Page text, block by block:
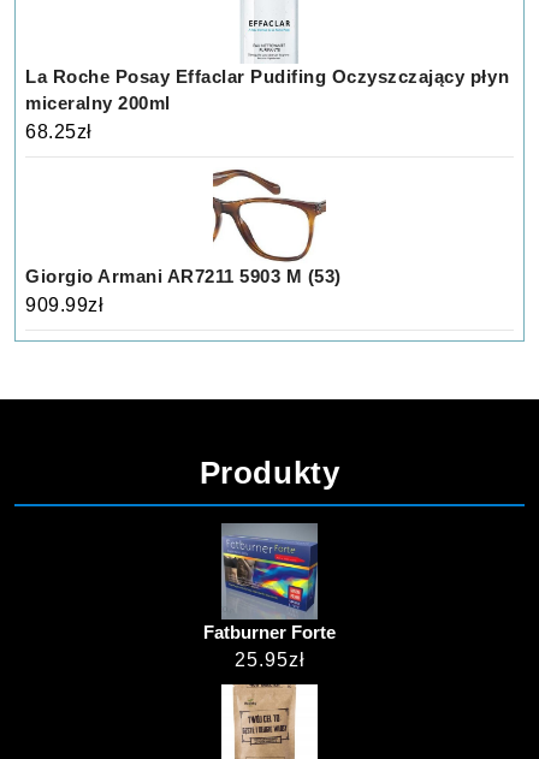
La Roche Posay Effaclar Pudifing Oczyszczający płyn
miceralny 200ml
68.25zł
Giorgio Armani AR7211 5903 M (53)
909.99zł
Produkty
Fatburner Forte
25.95zł